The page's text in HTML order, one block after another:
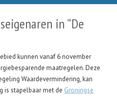
in “De
kunnen vanaf 6 november
maatregelen. Deze
Waardevermindering, kan
is stapelbaar met de Groningse